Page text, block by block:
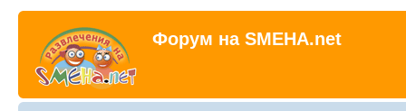
Форум на SMEHA.net